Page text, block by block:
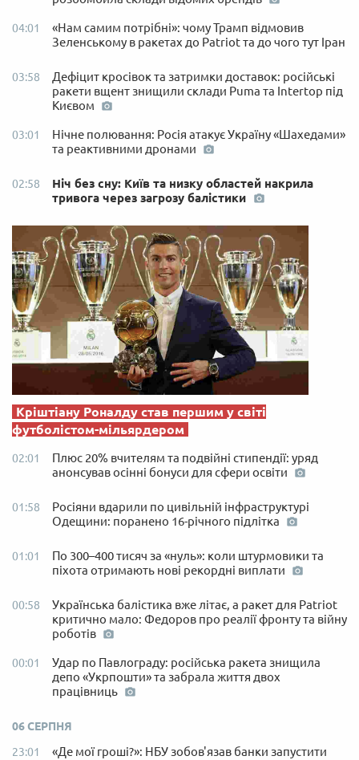
04:01
«Нам самим потрібні»: чому Трамп відмовив
Зеленському в ракетах до Patriot та до чого тут Іран
03:58
Дефіцит кросівок та затримки доставок: російські
ракети вщент знищили склади Puma та Intertop під
Києвом
03:01
Нічне полювання: Росія атакує Україну «Шахедами»
та реактивними дронами
02:58
Ніч без сну: Київ та низку областей накрила
тривога через загрозу балістики
Кріштіану Роналду став першим у світі
футболістом-мільярдером
02:01
Плюс 20% вчителям та подвійні стипендії: уряд
анонсував осінні бонуси для сфери освіти
01:58
Росіяни вдарили по цивільній інфраструктурі
Одещини: поранено 16-річного підлітка
01:01
По 300–400 тисяч за «нуль»: коли штурмовики та
піхота отримають нові рекордні виплати
00:58
Українська балістика вже літає, а ракет для Patriot
критично мало: Федоров про реалії фронту та війну
роботів
00:01
Удар по Павлограду: російська ракета знищила
депо «Укрпошти» та забрала життя двох
працівниць
06 СЕРПНЯ
23:01
«Де мої гроші?»: НБУ зобов'язав банки запустити